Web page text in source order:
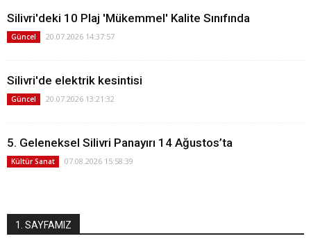
Silivri'deki 10 Plaj 'Mükemmel' Kalite Sınıfında
Güncel 20.07.2026 14:37:57
Silivri'de elektrik kesintisi
Güncel 20.07.2026 13:21:32
5. Geleneksel Silivri Panayırı 14 Ağustos’ta
Kültür Sanat 07.08.2026 15:58:39
1. SAYFAMIZ